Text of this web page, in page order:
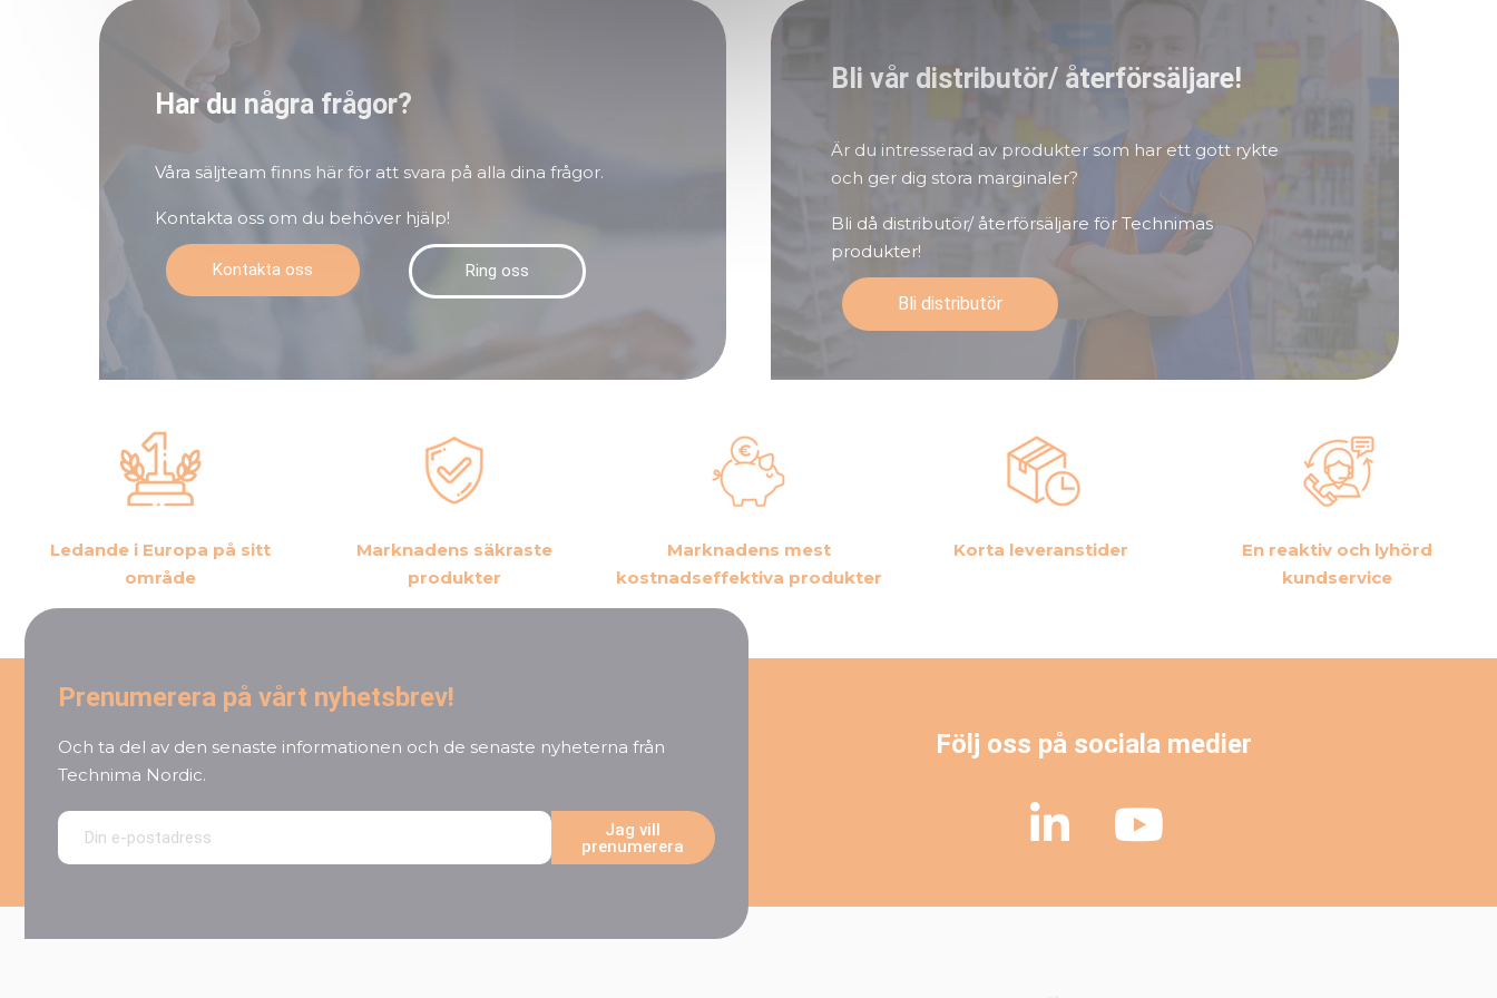
Har du några frågor?
Våra säljteam finns här för att svara på alla dina frågor.
Kontakta oss om du behöver hjälp!
Kontakta oss Ring oss
Bli vår distributör/ återförsäljare!
Är du intresserad av produkter som har ett gott rykte
och ger dig stora marginaler?
Bli då distributör/ återförsäljare för Technimas
produkter!
Bli distributör
Ledande i Europa på sitt
område
Marknadens säkraste
produkter
Marknadens mest
kostnadseffektiva produkter
Korta leveranstider
En reaktiv och lyhörd
kundservice
Prenumerera på vårt nyhetsbrev!
Och ta del av den senaste informationen och de senaste nyheterna från
Technima Nordic.
Jag vill
prenumerera
Följ oss på sociala medier